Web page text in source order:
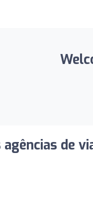
agências de